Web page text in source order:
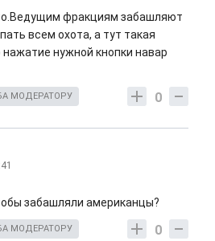
фракциям забашляют
всем охота, а тут такая
нужной кнопки навар
0
МОДЕРАТОРУ
забашляли американцы?
0
МОДЕРАТОРУ